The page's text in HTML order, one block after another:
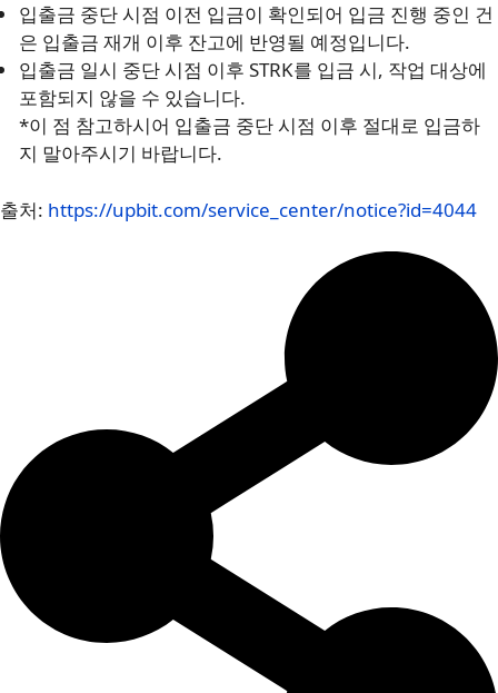
입출금 중단 시점 이전 입금이 확인되어 입금 진행 중인 건
은 입출금 재개 이후 잔고에 반영될 예정입니다.
입출금 일시 중단 시점 이후 STRK를 입금 시, 작업 대상에
포함되지 않을 수 있습니다.
*이 점 참고하시어 입출금 중단 시점 이후 절대로 입금하
지 말아주시기 바랍니다.
출처: https://upbit.com/service_center/notice?id=4044